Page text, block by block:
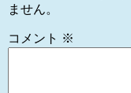
ません。
コメント ※